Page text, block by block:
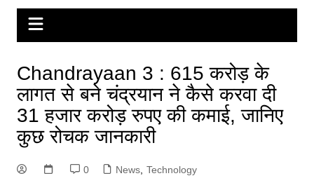
Chandrayaan 3 : 615 करोड़ के
लागत से बने चंद्रयान ने कैसे करवा दी
31 हजार करोड़ रुपए की कमाई, जानिए
कुछ रोचक जानकारी
0 News, Technology